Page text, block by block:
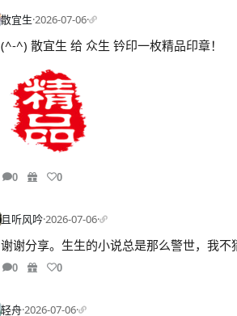
散宜生·2026-07-06·
(^-^) 散宜生 给 众生 钤印一枚精品印章！
0 0
且听风吟·2026-07-06·
谢谢分享。生生的小说总是那么警世，我不
0 0
轻舟·2026-07-06·